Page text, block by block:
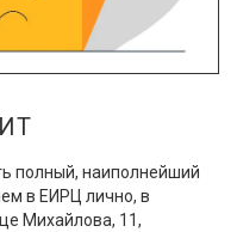
полный, наиполнейший
в ЕИРЦ лично, в
Михайлова, 11,